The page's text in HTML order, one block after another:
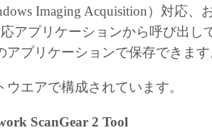
Imaging Acquisition）対応、
アプリケーションから呼び出し
アプリケーションで保存できま
ウエアで構成されています。
ScanGear 2 Tool